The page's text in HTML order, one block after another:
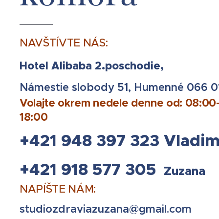
NAVŠTÍVTE NÁS:
Hotel Alibaba 2.poschodie,
Námestie slobody 51, Humenné 066
Volajte okrem nedele denne od: 08:00-
18:00
+421 948 397 323
+421 918 577 305 Zuzana
NAPÍŠTE NÁM:
studiozdraviazuzana@gmail.com